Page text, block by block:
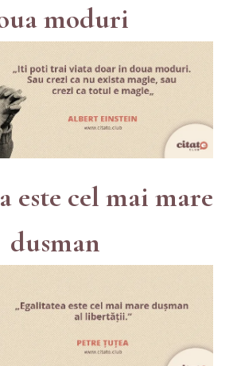
moduri
este cel mai mare
dusman